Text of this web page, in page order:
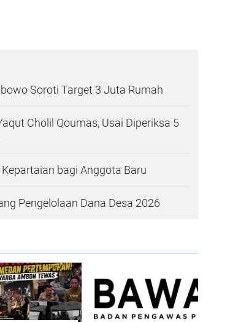
Soroti Target 3 Juta Rumah
Cholil Qoumas, Usai Diperiksa 5
bagi Anggota Baru
Pengelolaan Dana Desa 2026